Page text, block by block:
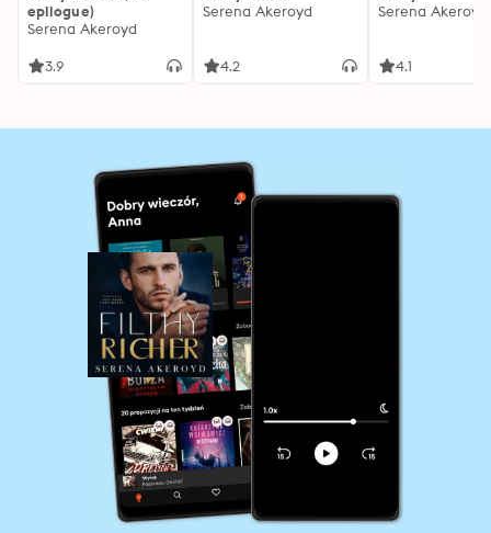
epilogue)
Serena Akeroyd
3.9
Serena Akeroyd
4.2
Serena Akeroyd
4.1